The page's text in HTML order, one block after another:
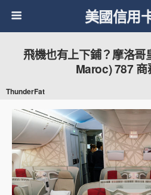
美國信用
飛機也有上下鋪？摩洛
Maroc) 787
ThunderFat